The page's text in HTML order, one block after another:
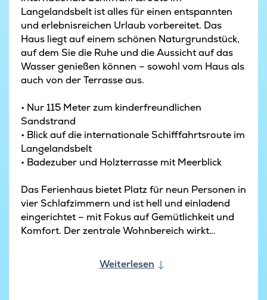
Langelandsbelt ist alles für einen entspannten
und erlebnisreichen Urlaub vorbereitet. Das
Haus liegt auf einem schönen Naturgrundstück,
auf dem Sie die Ruhe und die Aussicht auf das
Wasser genießen können – sowohl vom Haus als
auch von der Terrasse aus.
• Nur 115 Meter zum kinderfreundlichen
Sandstrand
• Blick auf die internationale Schifffahrtsroute im
Langelandsbelt
• Badezuber und Holzterrasse mit Meerblick
Das Ferienhaus bietet Platz für neun Personen in
vier Schlafzimmern und ist hell und einladend
eingerichtet – mit Fokus auf Gemütlichkeit und
Komfort. Der zentrale Wohnbereich wirkt
gemeinsame Mahlzeiten, Brettspiele und lange
Gespräche am Tisch. An kühlen Abenden sorgt
Weiterlesen